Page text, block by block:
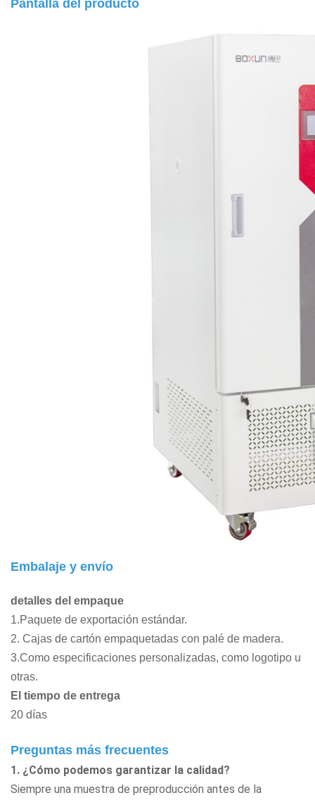
Pantalla del producto
Embalaje y envío
detalles del empaque
1.Paquete de exportación estándar.
2. Cajas de cartón empaquetadas con palé de madera.
3.Como especificaciones personalizadas, como logotipo u
otras.
El tiempo de entrega
20 días
Preguntas más frecuentes
1. ¿Cómo podemos garantizar la calidad?
Siempre una muestra de preproducción antes de la